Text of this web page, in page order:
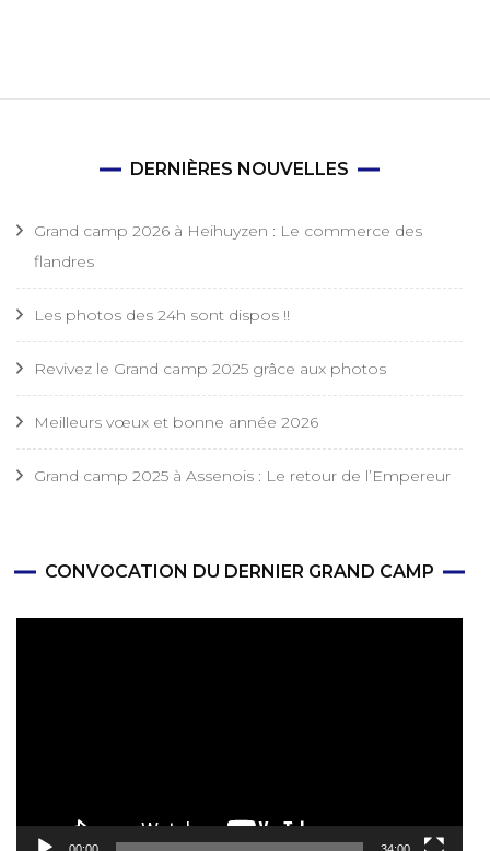
DERNIÈRES NOUVELLES
Grand camp 2026 à Heihuyzen : Le commerce des
flandres
Les photos des 24h sont dispos !!
Revivez le Grand camp 2025 grâce aux photos
Meilleurs vœux et bonne année 2026
Grand camp 2025 à Assenois : Le retour de l’Empereur
CONVOCATION DU DERNIER GRAND CAMP